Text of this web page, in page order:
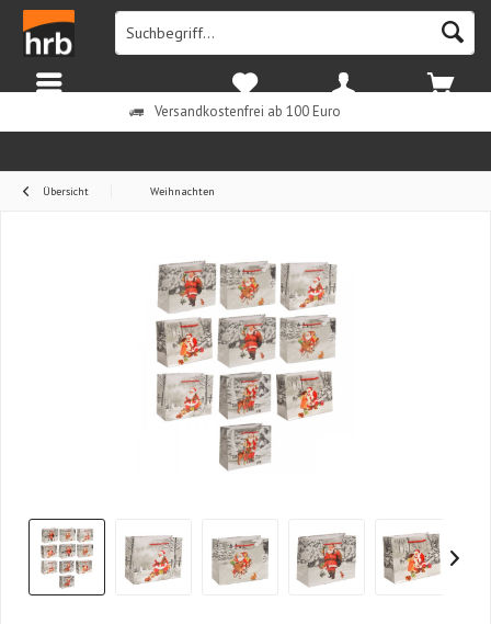
Versandkostenfrei ab 100 Euro
Merkzettel Mein Konto
Übersicht Weihnachten